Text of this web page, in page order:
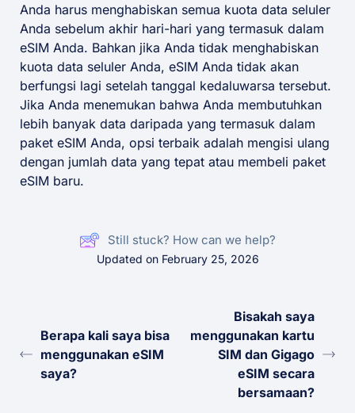
Anda harus menghabiskan semua kuota data seluler
Anda sebelum akhir hari-hari yang termasuk dalam
eSIM Anda. Bahkan jika Anda tidak menghabiskan
kuota data seluler Anda, eSIM Anda tidak akan
berfungsi lagi setelah tanggal kedaluwarsa tersebut.
Jika Anda menemukan bahwa Anda membutuhkan
lebih banyak data daripada yang termasuk dalam
paket eSIM Anda, opsi terbaik adalah mengisi ulang
dengan jumlah data yang tepat atau membeli paket
eSIM baru.
Still stuck? How can we help?
Updated on February 25, 2026
Berapa kali saya bisa
menggunakan eSIM
saya?
Bisakah saya
menggunakan kartu
SIM dan Gigago
eSIM secara
bersamaan?